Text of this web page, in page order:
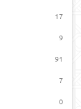
17
9
91
7
0